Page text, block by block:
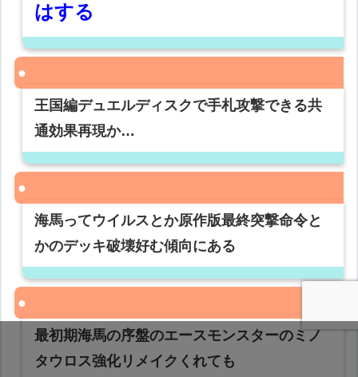
はする
王国編デュエルディスクで手札攻撃できる共
通効果再現か…
海馬ってウイルスとか原作版最終突撃命令と
かのデッキ破壊好む傾向にある
最初期海馬の序盤のエースモンスターのミノ
タウロス強化リメイクくれても